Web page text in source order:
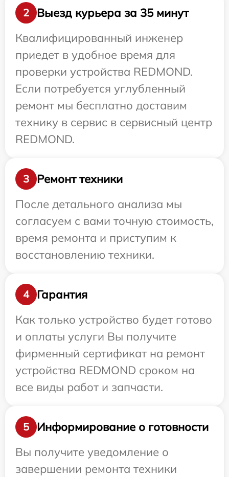
2
Выезд курьера за 35 минут
Квалифицированный инженер
приедет в удобное время для
проверки устройства REDMOND.
Если потребуется углубленный
ремонт мы бесплатно доставим
технику в сервис в сервисный центр
REDMOND.
3
Ремонт техники
После детального анализа мы
согласуем с вами точную стоимость,
время ремонта и приступим к
восстановлению техники.
4
Гарантия
Как только устройство будет готово
и оплаты услуги Вы получите
фирменный сертификат на ремонт
устройства REDMOND сроком на
все виды работ и запчасти.
5
Информирование о готовности
Вы получите уведомление о
завершении ремонта техники